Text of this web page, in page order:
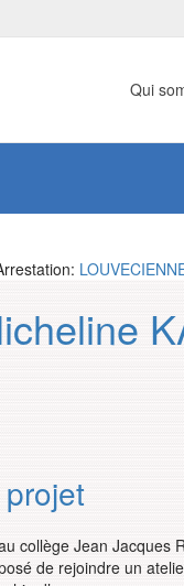
Qui
collège Jean
de rejoindre un